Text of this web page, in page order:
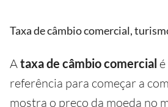
Taxa de câmbio comercial,
Ataxa de câmbio comercial
referência para começar a
mostra o preço da moeda no